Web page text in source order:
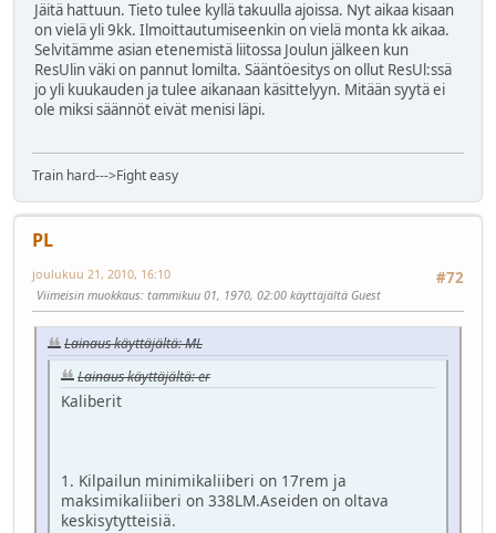
Jäitä hattuun. Tieto tulee kyllä takuulla ajoissa. Nyt aikaa kisaan
on vielä yli 9kk. Ilmoittautumiseenkin on vielä monta kk aikaa.
Selvitämme asian etenemistä liitossa Joulun jälkeen kun
ResUlin väki on pannut lomilta. Sääntöesitys on ollut ResUl:ssä
jo yli kuukauden ja tulee aikanaan käsittelyyn. Mitään syytä ei
ole miksi säännöt eivät menisi läpi.
Train hard--->Fight easy
PL
#72
joulukuu 21, 2010, 16:10
Viimeisin muokkaus: tammikuu 01, 1970, 02:00 käyttäjältä Guest
Lainaus käyttäjältä: ML
Lainaus käyttäjältä: er
Kaliberit
1. Kilpailun minimikaliiberi on 17rem ja
maksimikaliiberi on 338LM.Aseiden on oltava
keskisytytteisiä.